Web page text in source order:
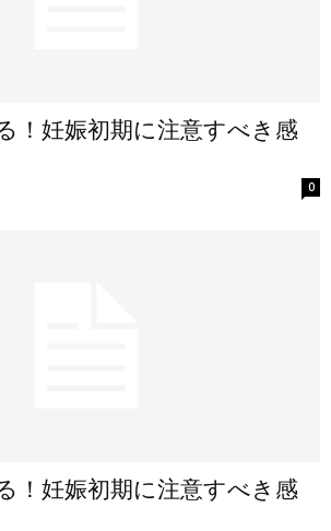
！妊娠初期に注意すべき感
0
！妊娠初期に注意すべき感